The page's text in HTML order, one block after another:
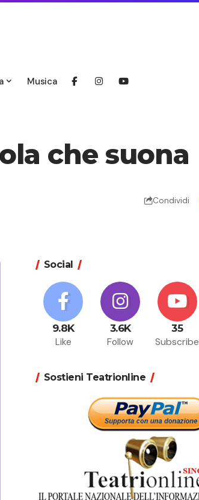
Musica
che suona
Condividi
Social
9.8K
Like
3.6K
Follow
35
Subscribe
Sostieni Teatrionline